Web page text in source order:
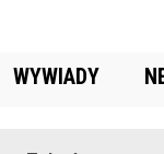
WYWIADY